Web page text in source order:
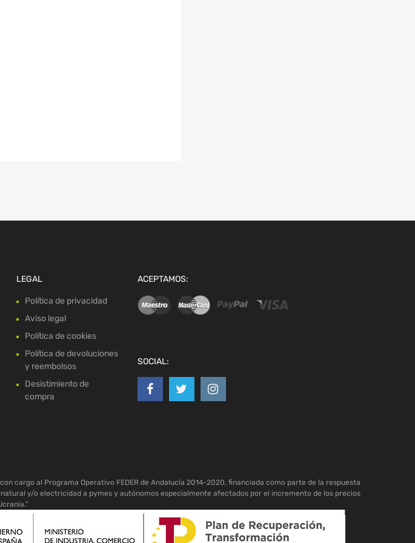
LEGAL
Política de privacidad
Aviso legal
Política de cookies
Política de devoluciones
y reembolsos
Desistimiento de
compra
ACEPTAMOS:
SOCIAL:
cargo al Programa Operativo FEDER de Andalucía 2014-2020, financiada como parte de la respuesta
y/o electricidad a pymes y autónomos especialmente afectados por el incremento de los precios